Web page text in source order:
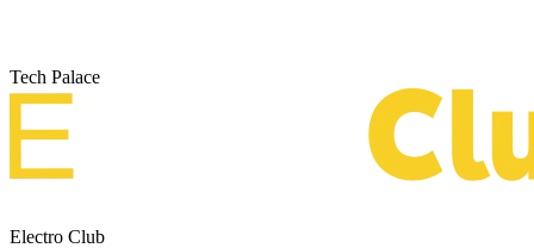
Tech Palace
Electro Club